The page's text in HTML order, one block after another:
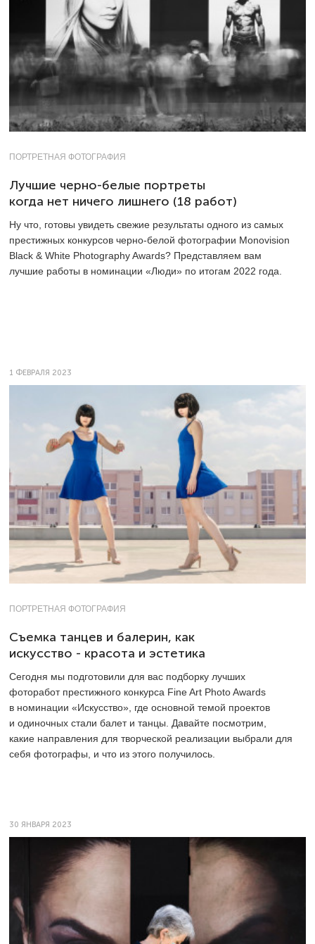
ПОРТРЕТНАЯ ФОТОГРАФИЯ
Лучшие черно-белые портреты
когда нет ничего лишнего (18 работ)
Ну что, готовы увидеть свежие результаты одного из самых
престижных конкурсов черно-белой фотографии Monovision
Black & White Photography Awards? Представляем вам
лучшие работы в номинации «Люди» по итогам 2022 года.
1 ФЕВРАЛЯ 2023
ПОРТРЕТНАЯ ФОТОГРАФИЯ
Съемка танцев и балерин, как
искусство - красота и эстетика
Сегодня мы подготовили для вас подборку лучших
фоторабот престижного конкурса Fine Art Photo Awards
в номинации «Искусство», где основной темой проектов
и одиночных стали балет и танцы. Давайте посмотрим,
какие направления для творческой реализации выбрали для
себя фотографы, и что из этого получилось.
30 ЯНВАРЯ 2023